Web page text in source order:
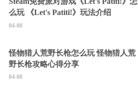
么玩 《Let's Patiti!》玩法介绍
04-08
怪物猎人荒野长枪怎么玩 怪物猎人荒
野长枪攻略心得分享
04-08